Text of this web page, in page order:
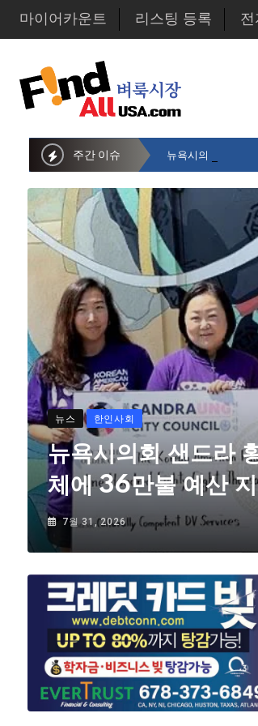
마이어카운트 리스팅 등록 전
주간 이슈 뉴욕시의회 샌드라
뉴스 한인사회
뉴욕시의회 샌드라
체에 36만불 예산
7월 31, 2026